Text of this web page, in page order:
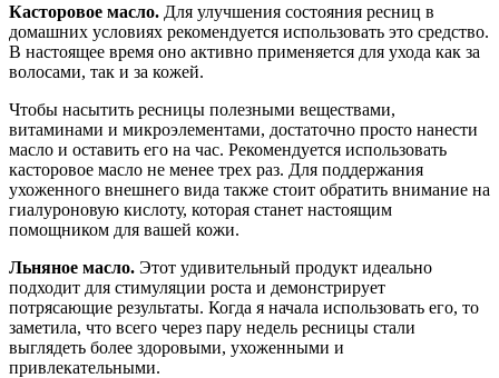
Касторовое масло. Для улучшения состояния ресниц в
домашних условиях рекомендуется использовать это средство.
В настоящее время оно активно применяется для ухода как за
волосами, так и за кожей.
Чтобы насытить ресницы полезными веществами,
витаминами и микроэлементами, достаточно просто нанести
масло и оставить его на час. Рекомендуется использовать
касторовое масло не менее трех раз. Для поддержания
ухоженного внешнего вида также стоит обратить внимание на
гиалуроновую кислоту, которая станет настоящим
помощником для вашей кожи.
Льняное масло. Этот удивительный продукт идеально
подходит для стимуляции роста и демонстрирует
потрясающие результаты. Когда я начала использовать его, то
заметила, что всего через пару недель ресницы стали
выглядеть более здоровыми, ухоженными и
привлекательными.